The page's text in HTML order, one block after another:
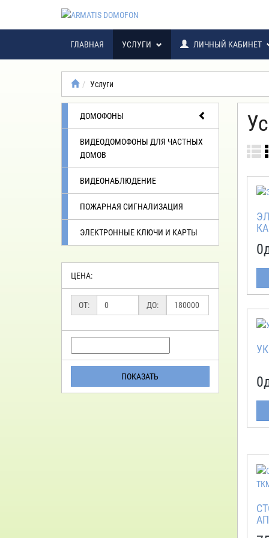
ГЛАВНАЯ УСЛУГИ ЛИЧНЫЙ КАБИНЕТ
Услуги
ДОМОФОНЫ
ВИДЕОДОМОФОНЫ ДЛЯ ЧАСТНЫХ
ДОМОВ
ВИДЕОНАБЛЮДЕНИЕ
ПОЖАРНАЯ СИГНАЛИЗАЦИЯ
ЭЛЕКТРОННЫЕ КЛЮЧИ И КАРТЫ
ЦЕНА:
ОТ: ДО:
ПОКАЗАТЬ
0
0